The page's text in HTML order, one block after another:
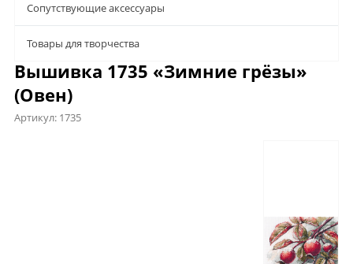
Сопутствующие аксессуары
Товары для творчества
Вышивка 1735 «Зимние грёзы»
(Овен)
Артикул: 1735